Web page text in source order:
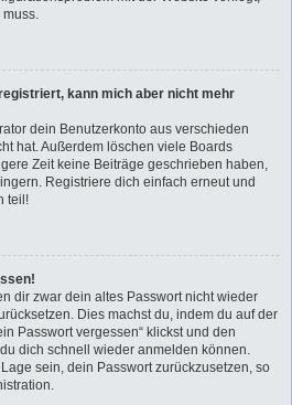
kann mich aber nicht mehr
dein Benutzerkonto aus verschieden
hat. Außerdem löschen viele Boards
Zeit keine Beiträge geschrieben haben,
Registriere dich einfach erneut und
teil!
dir zwar dein altes Passwort nicht wieder
Dies machst du, indem du auf der
Passwort vergessen“ klickst und den
dich schnell wieder anmelden können.
sein, dein Passwort zurückzusetzen, so